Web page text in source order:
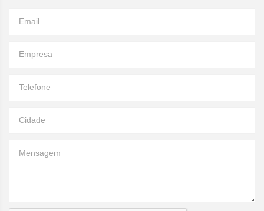
Email
Empresa
Telefone
Cidade
Mensagem